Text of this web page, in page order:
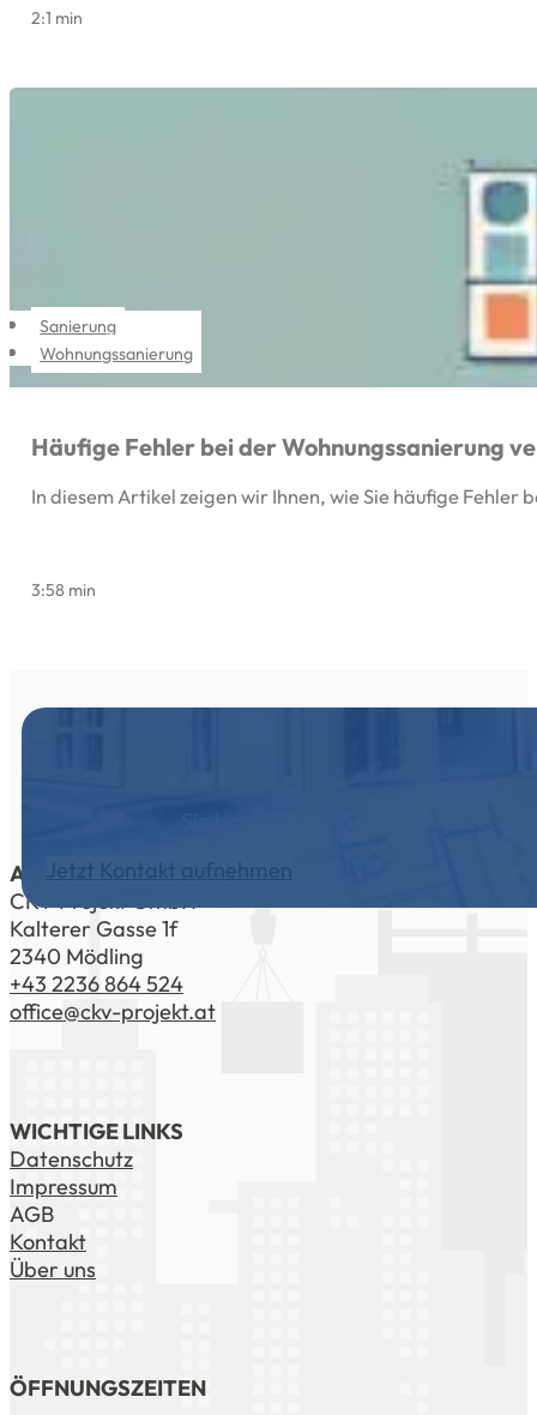
2:1 min
Häufige Fehler bei der Wohnungssanierung
Sanierung
Wohnungssanierung
In diesem Artikel zeigen wir Ihnen, wie Sie häufige
3:58 min
ADRESSE
CKV Projekt GmbH
Kalterer Gasse 1f
2340 Mödling
+43 2236 864 524
office@ckv-projekt.at
WICHTIGE LINKS
Datenschutz
Impressum
AGB
Kontakt
Über uns
ÖFFNUNGSZEITEN